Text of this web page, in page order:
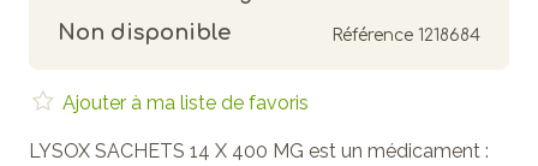
LYSOX SACHETS 14 X 400 MG est un médicament :
Non disponible Référence 1218684
Ajouter à ma liste de favoris